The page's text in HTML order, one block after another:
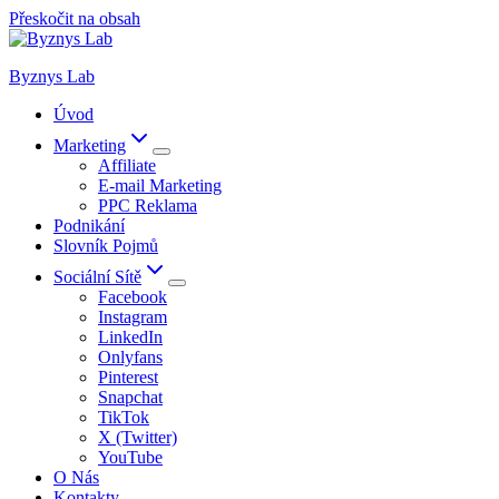
Přeskočit na obsah
Byznys Lab
Úvod
Marketing
Affiliate
E-mail Marketing
PPC Reklama
Podnikání
Slovník Pojmů
Sociální Sítě
Facebook
Instagram
LinkedIn
Onlyfans
Pinterest
Snapchat
TikTok
X (Twitter)
YouTube
O Nás